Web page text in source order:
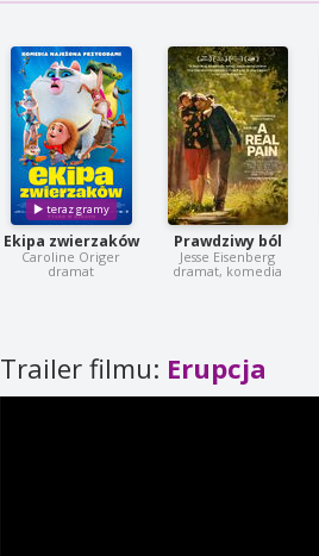
Ekipa zwierzaków
Caroline Origer
dramat
Prawdziwy ból
Jesse Eisenberg
dramat, komedia
Trailer filmu: Erupcja